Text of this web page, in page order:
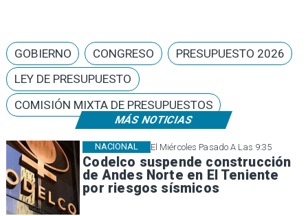
MÁS NOTICIAS
El Miércoles Pasado A Las 9:35
Codelco suspende construcción
de Andes Norte en El Teniente
por riesgos sísmicos
NACIONAL
GOBIERNO CONGRESO
PRESUPUESTO 2026
LEY DE PRESUPUESTO
COMISIÓN MIXTA DE PRESUPUESTOS